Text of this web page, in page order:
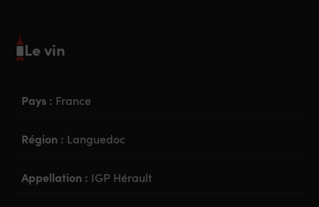
Le vin
Pays : France
Région : Languedoc
Appellation : IGP Hérault